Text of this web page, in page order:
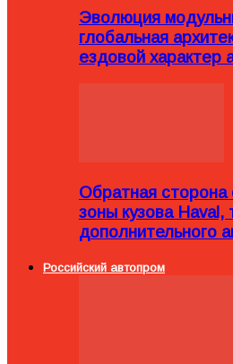
Эволюция
глобальная
ездовой характер
Обратная сторона
зоны кузова
дополнительного
Российский автопром